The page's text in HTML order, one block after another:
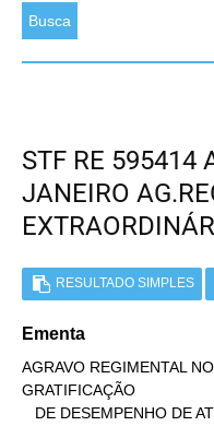
Busca
STF RE 595414
JANEIRO
RESULTADO SIMPLES
Ementa
AGRAVO REGIMENTAL
GRATIFICAÇÃO